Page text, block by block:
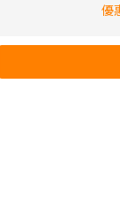
優